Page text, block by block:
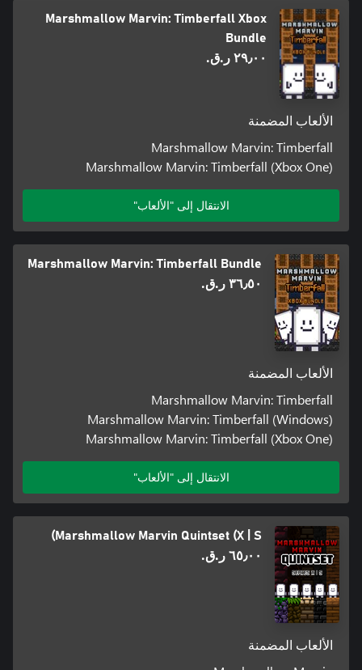
Marshmallow Marvin: Timberfall Xbox
Bundle
٢٩٫٠٠ ر.ق.‏
الألعاب المضمنة
Marshmallow Marvin: Timberfall
Marshmallow Marvin: Timberfall (Xbox One)
الانتقال إلى "الألعاب"
Marshmallow Marvin: Timberfall Bundle
٣٦٫٥٠ ر.ق.‏
الألعاب المضمنة
Marshmallow Marvin: Timberfall
Marshmallow Marvin: Timberfall (Windows)
Marshmallow Marvin: Timberfall (Xbox One)
الانتقال إلى "الألعاب"
Marshmallow Marvin Quintset (X | S)
٦٥٫٠٠ ر.ق.‏
الألعاب المضمنة